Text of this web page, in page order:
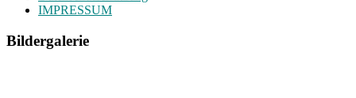
IMPRESSUM
Bildergalerie